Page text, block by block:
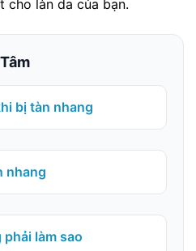
cho làn da của bạn.
bị tàn nhang
nhang
làm sao